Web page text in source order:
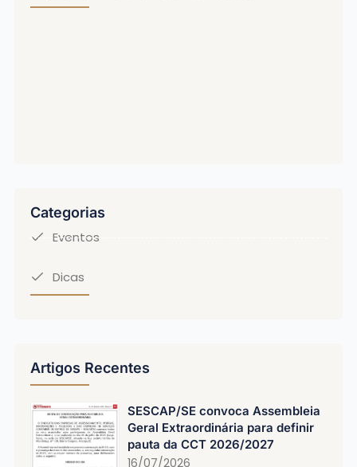
Categorias
Eventos
Dicas
Artigos Recentes
SESCAP/SE convoca Assembleia
Geral Extraordinária para definir
pauta da CCT 2026/2027
16/07/2026